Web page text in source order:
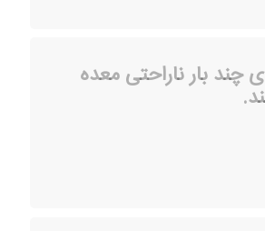
چند بار ناراحتی معده